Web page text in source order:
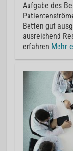
Aufgabe des
Betten gut
ausreichend
erfahren Mehr